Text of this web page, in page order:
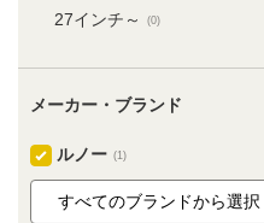
27インチ～ (0)
メーカー・ブランド
ルノー (1)